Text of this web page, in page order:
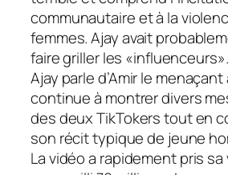
communautaire et à la
femmes. Ajay avait
faire griller les
Ajay parle d’Amir le
continue à montrer divers
des deux TikTokers tout en
son récit typique de jeune
La vidéo a rapidement pris